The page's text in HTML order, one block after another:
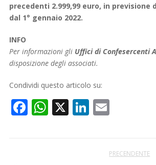
precedenti 2.999,99 euro, in
dal 1° gennaio 2022.
INFO
Per informazioni gli Uffici di Confesercenti
disposizione degli associati.
Condividi questo articolo su:
Facebook
WhatsApp
X LinkedIn
PRECENDENTE